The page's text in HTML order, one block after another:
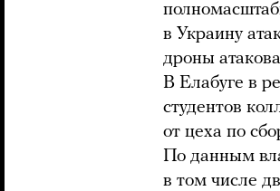
в Украину
дроны
В Елабуге в
студентов
от цеха по
По данным
в том числе